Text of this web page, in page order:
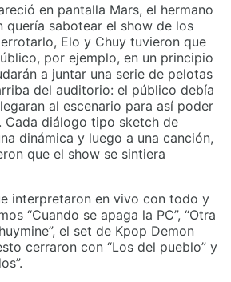
en pantalla Mars, el hermano
quería sabotear el show de los
Elo y Chuy tuvieron que
por ejemplo, en un principio
a juntar una serie de pelotas
del auditorio: el público debía
al escenario para así poder
Cada diálogo tipo sketch de
dinámica y luego a una canción,
que el show se sintiera
interpretaron en vivo con todo y
“Cuando se apaga la PC”, “Otra
el set de Kpop Demon
cerraron con “Los del pueblo” y